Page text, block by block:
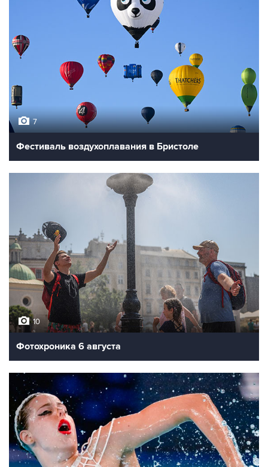
7
Фестиваль воздухоплавания в Бристоле
10
Фотохроника 6 августа